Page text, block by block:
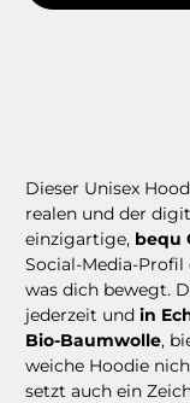
Dieser Unisex
realen und der
einzigartige, bequ
Social-Media-
was dich bewegt.
jederzeit und in
Bio-Baumwolle,
weiche Hoodie
setzt auch ein